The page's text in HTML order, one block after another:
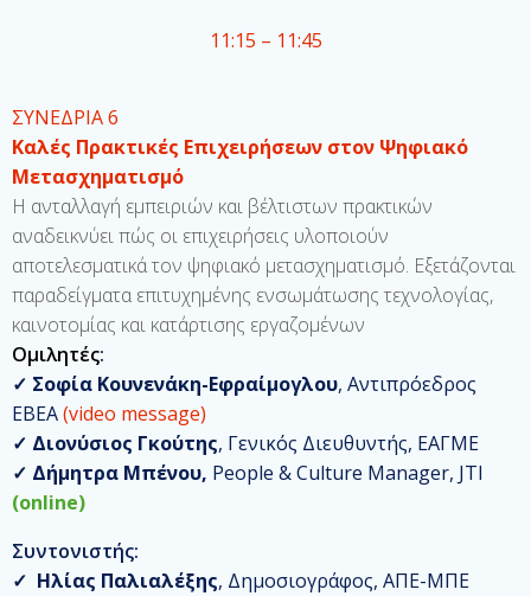
11:15 – 11:45
ΣΥΝΕΔΡΙΑ 6
Καλές Πρακτικές Επιχειρήσεων στον Ψηφιακό
Μετασχηματισμό
Η ανταλλαγή εμπειριών και βέλτιστων πρακτικών
αναδεικνύει πώς οι επιχειρήσεις υλοποιούν
αποτελεσματικά τον ψηφιακό μετασχηματισμό. Εξετάζονται
παραδείγματα επιτυχημένης ενσωμάτωσης τεχνολογίας,
καινοτομίας και κατάρτισης εργαζομένων
Ομιλητές:
✓ Σοφία Κουνενάκη-Εφραίμογλου, Αντιπρόεδρος
ΕΒΕΑ(video message)
✓ Διονύσιος Γκούτης, Γενικός Διευθυντής, ΕΑΓΜΕ
✓ Δήμητρα Μπένου, People & Culture Manager, JTI
(online)
Συντονιστής:
✓ Ηλίας Παλιαλέξης, Δημοσιογράφος, ΑΠΕ-ΜΠΕ